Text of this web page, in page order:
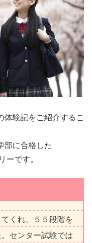
体験記をご紹介するこ
部に合格した
ーです。
くれ、５５段階を
センター試験では